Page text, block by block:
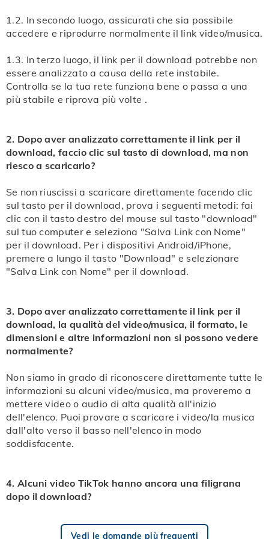
consultare le FAQ.
parte superiore della pagina e fai clic su Download o
premi Invio.
Passo 3: aspetta un momento, download4cc viene a
cercare tutti i formati scaricabili e li mostra sulla
pagina. Il metodo di download per diversi dispositivi è
Nota: se riscontrassi dei problemi durante il download,
puoi vedere laguida grafica dettagliata
1.2. In secondo luogo, assicurati che sia possibile
accedere e riprodurre normalmente il link video/musica.
1.3. In terzo luogo, il link per il download potrebbe non
essere analizzato a causa della rete instabile.
Controlla se la tua rete funziona bene o passa a una
più stabile e riprova più volte .
2. Dopo aver analizzato correttamente il link per il
download, faccio clic sul tasto di download, ma non
riesco a scaricarlo?
Se non riuscissi a scaricare direttamente facendo clic
sul tasto per il download, prova i seguenti metodi: fai
clic con il tasto destro del mouse sul tasto "download"
sul tuo computer e seleziona "Salva Link con Nome"
per il download. Per i dispositivi Android/iPhone,
premere a lungo il tasto "Download" e selezionare
"Salva Link con Nome" per il download.
3. Dopo aver analizzato correttamente il link per il
download, la qualità del video/musica, il formato, le
dimensioni e altre informazioni non si possono vedere
normalmente?
Non siamo in grado di riconoscere direttamente tutte le
informazioni su alcuni video/musica, ma proveremo a
mettere video o audio di alta qualità all'inizio
dell'elenco. Puoi provare a scaricare i video/la musica
dall'alto verso il basso nell'elenco in modo
soddisfacente.
4. Alcuni video TikTok hanno ancora una filigrana
dopo il download?
Vedi le domande più frequenti